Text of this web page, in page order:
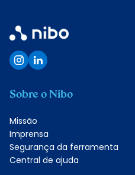
Sobre o Nibo
Missão
Imprensa
Segurança da ferramenta
Central de ajuda